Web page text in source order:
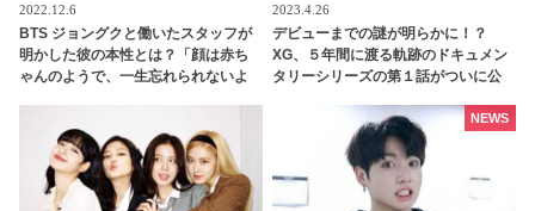
2022.12.6
BTS ジョングクと働いたスタッフが
明かした彼の本性とは？「顔は赤ち
ゃんのようで、一生忘れられないよ
ァン興味津々
2023.4.26
デビューまでの謎が明らかに！？
XG、５年間に渡る軌跡のドキュメン
タリーシリーズの第１話がついに公
NEWS